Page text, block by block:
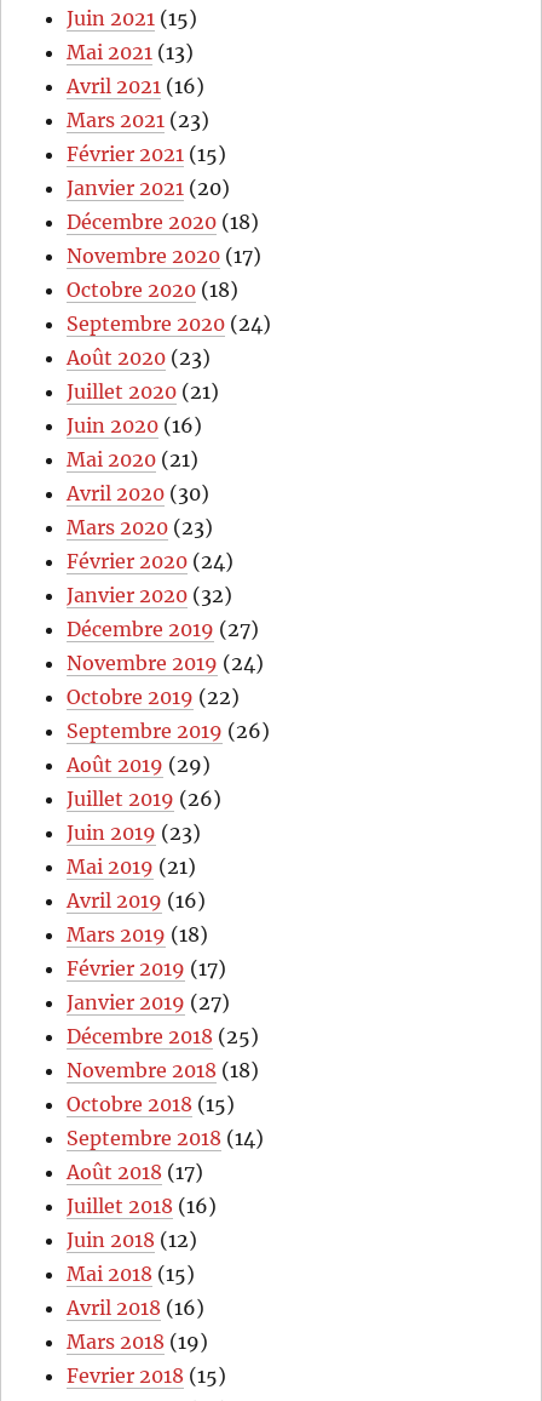
Juin 2021 (15)
Mai 2021 (13)
Avril 2021 (16)
Mars 2021 (23)
Février 2021 (15)
Janvier 2021 (20)
Décembre 2020 (18)
Novembre 2020 (17)
Octobre 2020 (18)
Septembre 2020 (24)
Août 2020 (23)
Juillet 2020 (21)
Juin 2020 (16)
Mai 2020 (21)
Avril 2020 (30)
Mars 2020 (23)
Février 2020 (24)
Janvier 2020 (32)
Décembre 2019 (27)
Novembre 2019 (24)
Octobre 2019 (22)
Septembre 2019 (26)
Août 2019 (29)
Juillet 2019 (26)
Juin 2019 (23)
Mai 2019 (21)
Avril 2019 (16)
Mars 2019 (18)
Février 2019 (17)
Janvier 2019 (27)
Décembre 2018 (25)
Novembre 2018 (18)
Octobre 2018 (15)
Septembre 2018 (14)
Août 2018 (17)
Juillet 2018 (16)
Juin 2018 (12)
Mai 2018 (15)
Avril 2018 (16)
Mars 2018 (19)
Fevrier 2018 (15)